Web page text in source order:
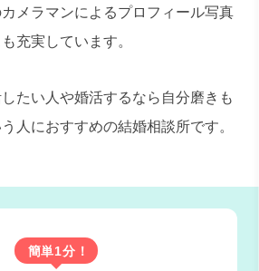
メラマンによるプロフィール写真
充実しています。
たい人や婚活するなら自分磨きも
人におすすめの結婚相談所です。
簡単1分！